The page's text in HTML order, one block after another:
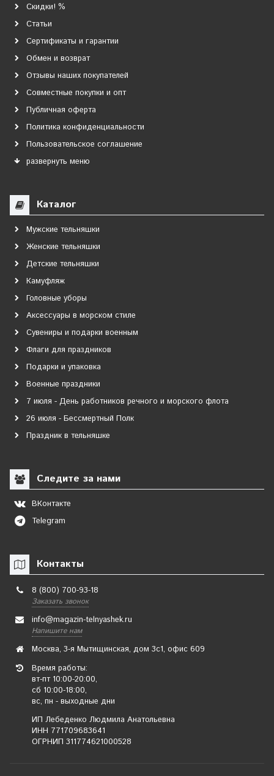
Скидки! %
Статьи
Сертификаты и гарантии
Обмен и возврат
Отзывы наших покупателей
Совместные покупки и опт
Публичная оферта
Политика конфиденциальности
Пользовательское соглашение
развернуть меню
Каталог
Мужские тельняшки
Женские тельняшки
Детские тельняшки
Камуфляж
Головные уборы
Аксессуары в морском стиле
Сувениры и подарки военным
Флаги для праздников
Подарки и упаковка
Военные праздники
7 июля - День работников речного и морского флота
26 июля - Бессмертный Полк
Праздник в тельняшке
Следите за нами
ВКонтакте
Telegram
Контакты
8 (800) 700-93-18
Заказать звонок
info@magazin-telnyashek.ru
Напишите нам
Москва, 3-я Мытищинская, дом 3с1, офис 609
Время работы:
вт-пт 10:00-20:00,
сб 10:00-18:00,
вс, пн - выходные дни
ИП Лебеденко Людмила Анатольевна
ИНН 771709683641
ОГРНИП 311774621000528